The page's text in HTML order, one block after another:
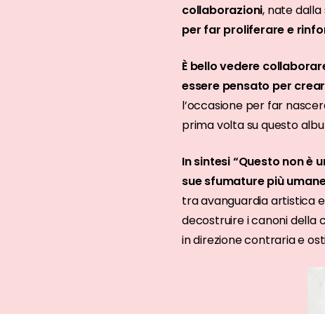
collaborazioni, nate
per far proliferare e
È bello vedere
essere pensato per
l’occasione per far
prima volta su questo
In sintesi “Questo non è
sue sfumature più
tra avanguardia artistica
decostruire i canoni della
in direzione contraria e